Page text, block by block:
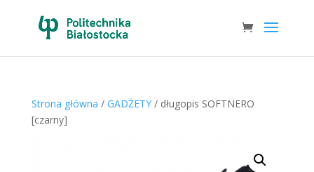
Strona główna / GADŻETY/ długopis SOFTNERO
[czarny]